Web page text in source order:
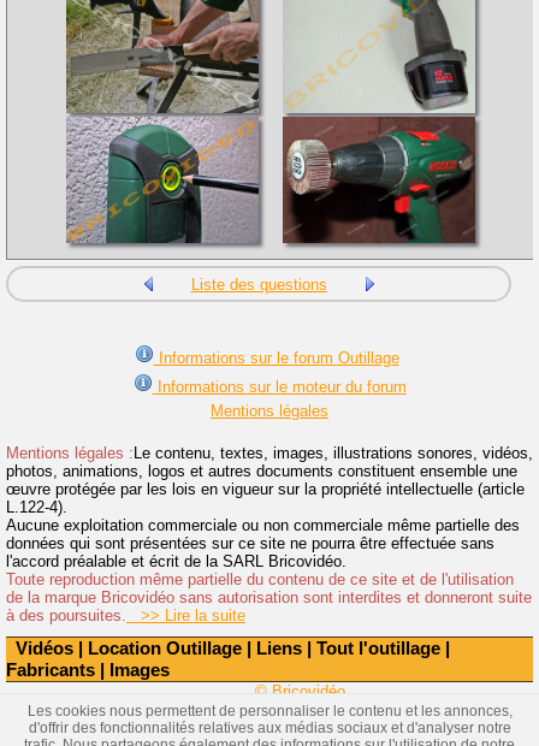
Vidéos | Location Outillage | Liens | Tout l'outillage |
Fabricants | Images
Liste des questions
Informations sur le forum Outillage
Informations sur le moteur du forum
Mentions légales
Mentions légales : Le contenu, textes, images, illustrations sonores, vidéos,
photos, animations, logos et autres documents constituent ensemble une
œuvre protégée par les lois en vigueur sur la propriété intellectuelle (article
L.122-4).
Aucune exploitation commerciale ou non commerciale même partielle des
données qui sont présentées sur ce site ne pourra être effectuée sans
l'accord préalable et écrit de la SARL Bricovidéo.
Toute reproduction même partielle du contenu de ce site et de l'utilisation
de la marque Bricovidéo sans autorisation sont interdites et donneront suite
à des poursuites. >> Lire la suite
© Bricovidéo
Les cookies nous permettent de personnaliser le contenu et les annonces,
d'offrir des fonctionnalités relatives aux médias sociaux et d'analyser notre